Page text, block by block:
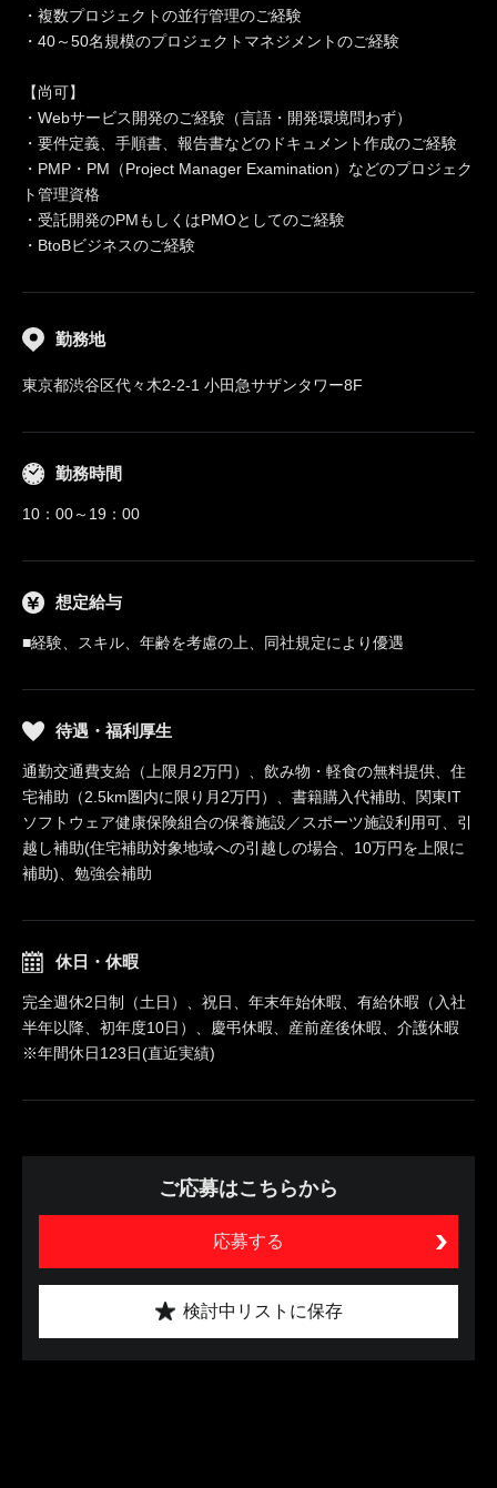
・複数プロジェクトの並行管理のご経験
・40～50名規模のプロジェクトマネジメントのご経験
【尚可】
・Webサービス開発のご経験（言語・開発環境問わず）
・要件定義、手順書、報告書などのドキュメント作成のご経験
・PMP・PM（Project Manager Examination）などのプロジェク
ト管理資格
・受託開発のPMもしくはPMOとしてのご経験
・BtoBビジネスのご経験
勤務地
東京都渋谷区代々木2-2-1 小田急サザンタワー8F
勤務時間
10：00～19：00
想定給与
■経験、スキル、年齢を考慮の上、同社規定により優遇
待遇・福利厚生
通勤交通費支給（上限月2万円）、飲み物・軽食の無料提供、住
宅補助（2.5km圏内に限り月2万円）、書籍購入代補助、関東IT
ソフトウェア健康保険組合の保養施設／スポーツ施設利用可、引
越し補助(住宅補助対象地域への引越しの場合、10万円を上限に
補助)、勉強会補助
休日・休暇
完全週休2日制（土日）、祝日、年末年始休暇、有給休暇（入社
半年以降、初年度10日）、慶弔休暇、産前産後休暇、介護休暇
※年間休日123日(直近実績)
ご応募はこちらから
応募する
検討中リストに保存